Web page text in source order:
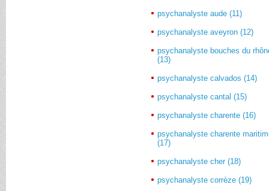
psychanalyste aude (11)
psychanalyste aveyron (12)
psychanalyste bouches du
(13)
psychanalyste calvados (14)
psychanalyste cantal (15)
psychanalyste charente (16)
psychanalyste charente
(17)
psychanalyste cher (18)
psychanalyste corrèze (19)